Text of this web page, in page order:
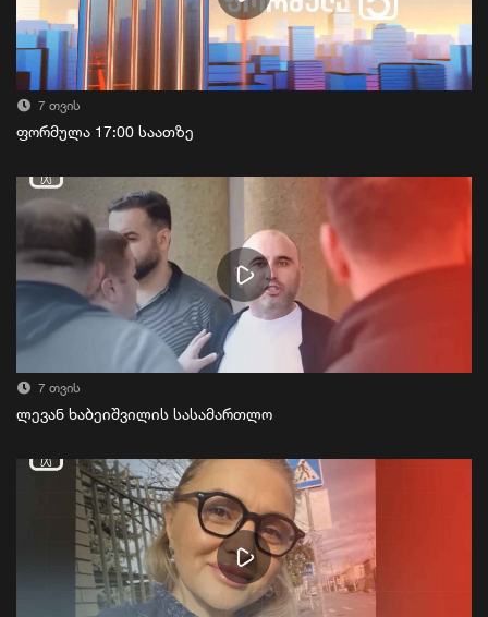
7 თვის
ფორმულა 17:00 საათზე
7 თვის
ლევან ხაბეიშვილის სასამართლო